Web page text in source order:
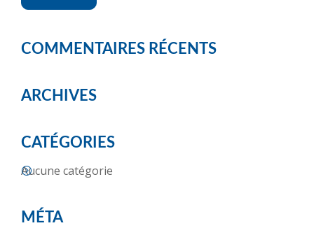
COMMENTAIRES RÉCENTS
ARCHIVES
CATÉGORIES
Aucune catégorie
MÉTA